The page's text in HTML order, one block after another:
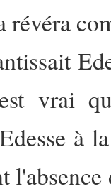
révéra
vrai
à